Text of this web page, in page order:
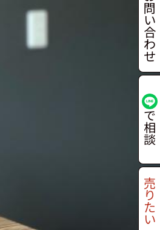
問
い
合
わ
せ
で
相
談
売
り
た
い